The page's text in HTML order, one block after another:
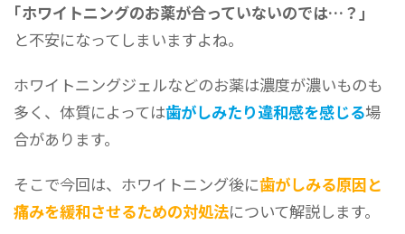
｢ホワイトニングのお薬が合っていないのでは…？｣
と不安になってしまいますよね。
ホワイトニングジェルなどのお薬は濃度が濃いものも
多く、体質によっては歯がしみたり違和感を感じる場
合があります。
そこで今回は、ホワイトニング後に歯がしみる原因と
痛みを緩和させるための対処法について解説します。